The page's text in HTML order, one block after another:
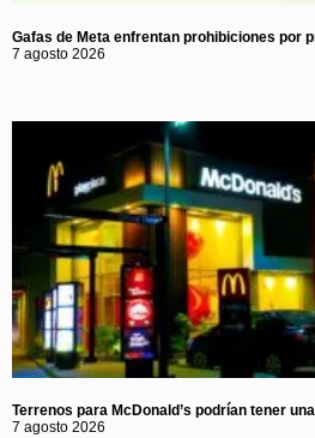
Gafas de Meta enfrentan prohibiciones por
7 agosto 2026
Terrenos para McDonald’s podrían tener
7 agosto 2026